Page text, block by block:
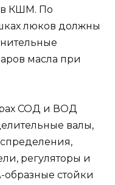
КШМ. По
люков должны
масла при
СОД и ВОД
валы,
регуляторы и
стойки